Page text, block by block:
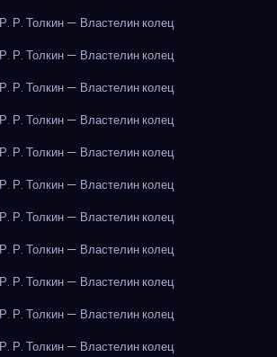
Р. Толкин — Властелин колец
Р. Толкин — Властелин колец
Р. Толкин — Властелин колец
Р. Толкин — Властелин колец
Р. Толкин — Властелин колец
Р. Толкин — Властелин колец
Р. Толкин — Властелин колец
Р. Толкин — Властелин колец
Р. Толкин — Властелин колец
Р. Толкин — Властелин колец
Р. Толкин — Властелин колец